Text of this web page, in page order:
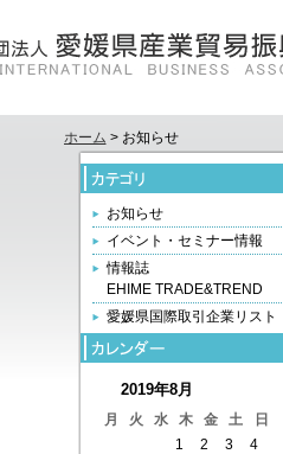
ホーム > お知らせ
お知らせ
イベント・セミナー情報
情報誌
EHIME TRADE&TREND
愛媛県国際取引企業リスト
2019年8月
月 火 水 木 金 土
日
1
2 3
4